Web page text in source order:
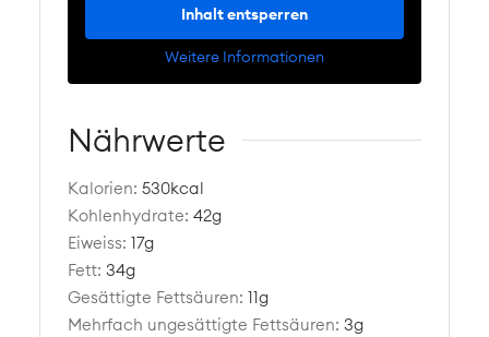
Inhalt entsperren
Weitere Informationen
Nährwerte
Kalorien:530kcal
Kohlenhydrate:42g
Eiweiss:17g
Fett:34g
Gesättigte Fettsäuren:11g
Mehrfach ungesättigte Fettsäuren:3g